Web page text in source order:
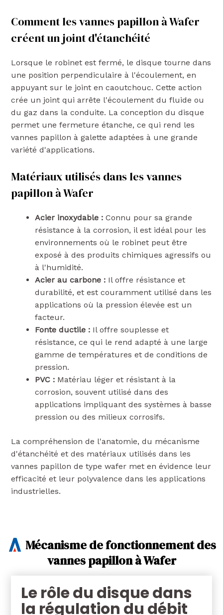
Comment les vannes papillon à Wafer
créent un joint d'étanchéité
Lorsque le robinet est fermé, le disque tourne dans
une position perpendiculaire à l'écoulement, en
appuyant sur le joint en caoutchouc. Cette action
crée un joint qui arrête l'écoulement du fluide ou
du gaz dans la conduite. La conception du disque
permet une fermeture étanche, ce qui rend les
vannes papillon à galette adaptées à une grande
variété d'applications.
Matériaux utilisés dans les vannes
papillon à Wafer
Acier inoxydable : Connu pour sa grande
résistance à la corrosion, il est idéal pour les
environnements où le robinet peut être
exposé à des produits chimiques agressifs ou
à l'humidité.
Acier au carbone : Il offre résistance et
durabilité, et est couramment utilisé dans les
applications où la pression élevée est un
facteur.
Fonte ductile : Il offre souplesse et
résistance, ce qui le rend adapté à une large
gamme de températures et de conditions de
pression.
PVC : Matériau léger et résistant à la
corrosion, souvent utilisé dans des
applications impliquant des systèmes à basse
pression ou des milieux corrosifs.
La compréhension de l'anatomie, du mécanisme
d'étanchéité et des matériaux utilisés dans les
vannes papillon de type wafer met en évidence leur
efficacité et leur polyvalence dans les applications
industrielles.
Mécanisme de fonctionnement des
vannes papillon à Wafer
Le rôle du disque dans
la régulation du débit